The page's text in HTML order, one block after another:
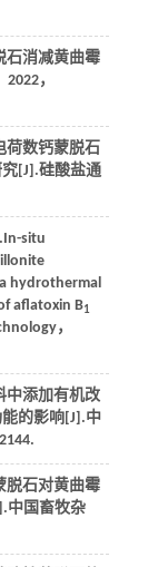
石消减黄曲霉
2022，
荷数钙蒙脱石
[J].硅酸盐通
situ
hydrothermal
aflatoxin B1
，
中添加有机改
的影响[J].中
脱石对黄曲霉
中国畜牧杂